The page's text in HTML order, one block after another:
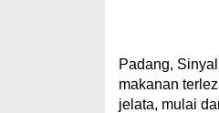
Padang,
makanan
jelata, mulai